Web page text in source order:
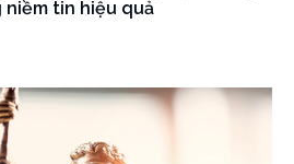
tin hiệu quả